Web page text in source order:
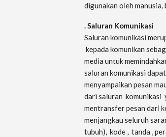
digunakan oleh
. Saluran Komunikasi
Saluran komunikasi
kepada komunikan
media untuk
saluran komunikasi
menyampaikan pesan
dari saluran komunikasi
mentransfer pesan dari
menjangkau seluruh
tubuh), kode , tanda ,